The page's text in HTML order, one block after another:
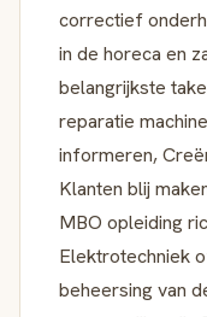
correctief
in de horeca en
belangrijkste
reparatie
informeren,
Klanten blij
MBO opleiding
Elektrotechniek
beheersing van